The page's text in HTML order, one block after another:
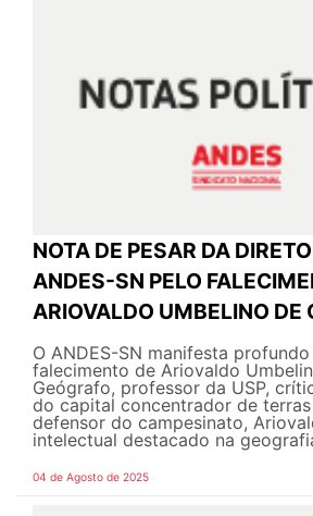
NOTA DE PESAR DA
ANDES-SN PELO
ARIOVALDO UMBELINO DE
O ANDES-SN manifesta
falecimento de Ariovaldo
Geógrafo, professor da USP,
do capital concentrador de
defensor do campesinato,
intelectual destacado na
04 de Agosto de 2025